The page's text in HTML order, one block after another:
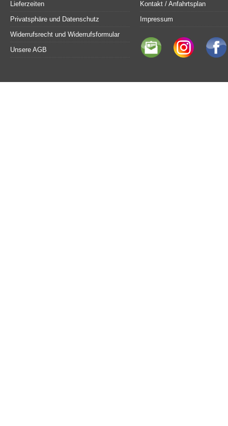
Lieferzeiten
Privatsphäre und Datenschutz
Widerrufsrecht und Widerrufsformular
Unsere AGB
Kontakt / Anfahrtsplan
Impressum